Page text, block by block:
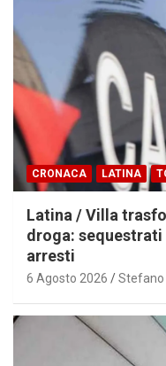
CRONACA LATINA
Latina / Villa
droga:
arresti
6 Agosto 2026 Stefano